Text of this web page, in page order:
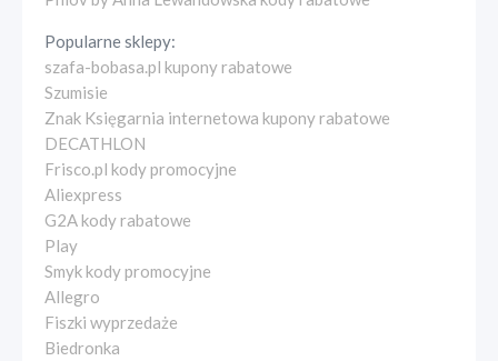
Popularne sklepy:
szafa-bobasa.pl kupony rabatowe
Szumisie
Znak Księgarnia internetowa kupony rabatowe
DECATHLON
Frisco.pl kody promocyjne
Aliexpress
G2A kody rabatowe
Play
Smyk kody promocyjne
Allegro
Fiszki wyprzedaże
Biedronka